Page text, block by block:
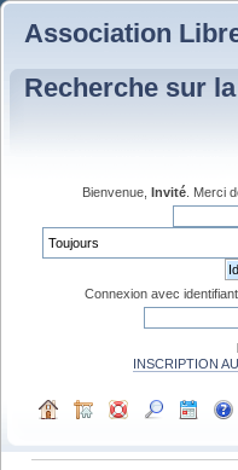
Association
Recherche sur
Bienvenue, Invité . Merci
Connexion avec
INSCRIPTION